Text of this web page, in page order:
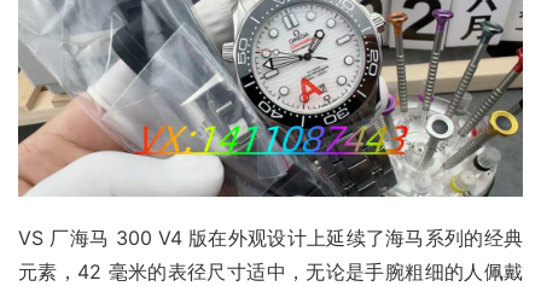
VS 厂海马 300 V4 版在外观设计上延续了海马系列的经典
元素，42 毫米的表径尺寸适中，无论是手腕粗细的人佩戴